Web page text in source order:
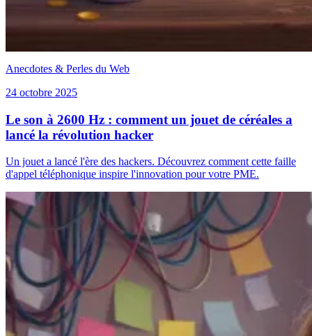
Anecdotes & Perles du Web
24 octobre 2025
Le son à 2600 Hz : comment un jouet de céréales a
lancé la révolution hacker
Un jouet a lancé l'ère des hackers. Découvrez comment cette faille
d'appel téléphonique inspire l'innovation pour votre PME.